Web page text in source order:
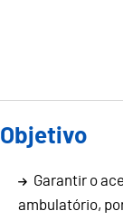
Objetivo
Garantir o
ambulatório,